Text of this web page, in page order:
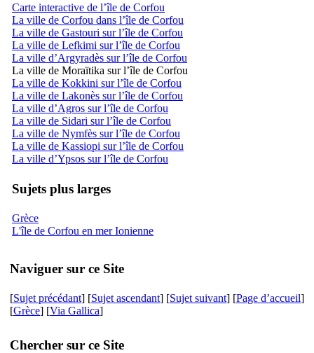
Carte interactive de l’île de Corfou
La ville de Corfou dans l’île de Corfou
La ville de Gastouri sur l’île de Corfou
La ville de Lefkimi sur l’île de Corfou
La ville d’Argyradès sur l’île de Corfou
La ville de Moraïtika sur l’île de Corfou
La ville de Kokkini sur l’île de Corfou
La ville de Lakonès sur l’île de Corfou
La ville d’Agros sur l’île de Corfou
La ville de Sidari sur l’île de Corfou
La ville de Nymfès sur l’île de Corfou
La ville de Kassiopi sur l’île de Corfou
La ville d’Ypsos sur l’île de Corfou
Sujets plus larges
Grèce
L'île de Corfou en mer Ionienne
Naviguer sur ce Site
[Sujet précédant] [Sujet ascendant] [Sujet suivant] [Page d’accueil]
[Grèce] [Via Gallica]
Chercher sur ce Site